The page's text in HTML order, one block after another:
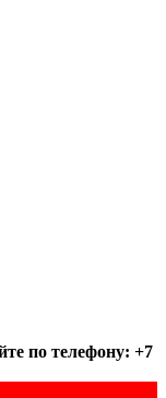
по телефону: +7